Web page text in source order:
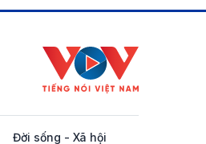
Đời sống - Xã hội